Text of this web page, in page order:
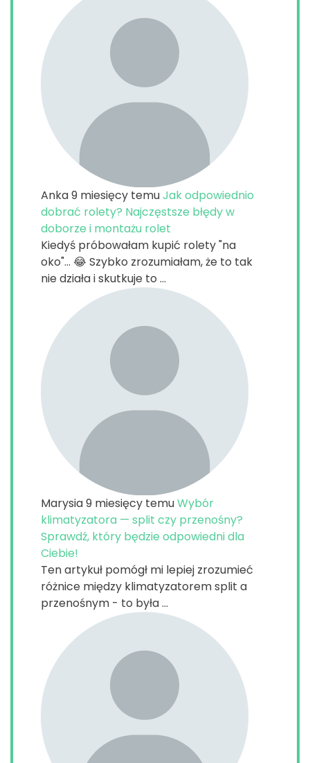
Anka9 miesięcy temuJak odpowiednio
dobrać rolety? Najczęstsze błędy w
doborze i montażu rolet
Kiedyś próbowałam kupić rolety "na
oko"... 😂 Szybko zrozumiałam, że to tak
nie działa i skutkuje to ...
Marysia9 miesięcy temuWybór
klimatyzatora — split czy przenośny?
Sprawdź, który będzie odpowiedni dla
Ciebie!
Ten artykuł pomógł mi lepiej zrozumieć
różnice między klimatyzatorem split a
przenośnym - to była ...